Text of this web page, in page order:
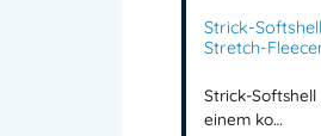
Strick-
Stretch-
Strick-
einem ko…